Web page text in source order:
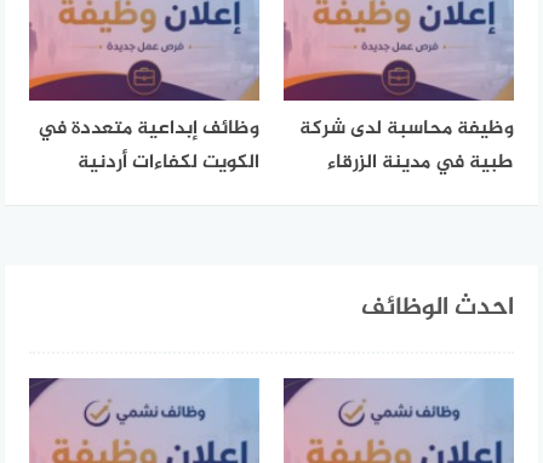
وظيفة محاسبة لدى شركة
طبية في مدينة الزرقاء
وظائف إبداعية متعددة في
الكويت لكفاءات أردنية
احدث الوظائف